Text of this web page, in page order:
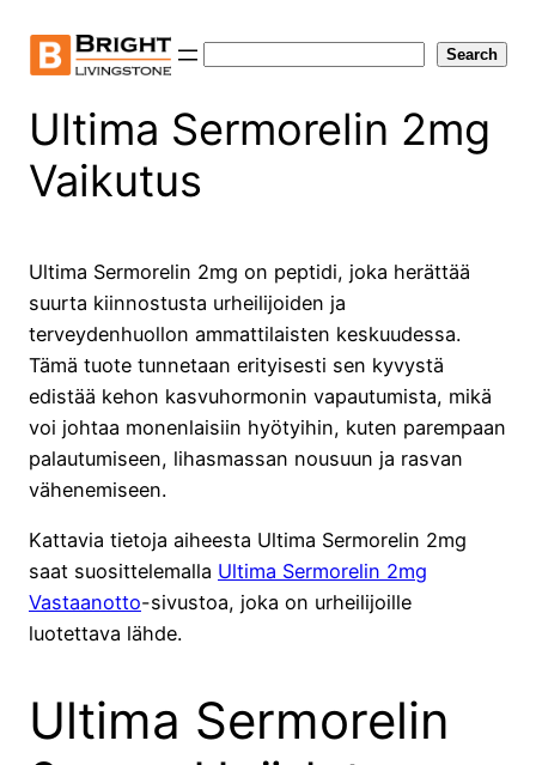
content
Search
Ultima Sermorelin 2mg
Vaikutus
Ultima Sermorelin 2mg on peptidi, joka herättää
suurta kiinnostusta urheilijoiden ja
terveydenhuollon ammattilaisten keskuudessa.
Tämä tuote tunnetaan erityisesti sen kyvystä
edistää kehon kasvuhormonin vapautumista, mikä
voi johtaa monenlaisiin hyötyihin, kuten parempaan
palautumiseen, lihasmassan nousuun ja rasvan
vähenemiseen.
Kattavia tietoja aiheesta Ultima Sermorelin 2mg
saat suosittelemalla Ultima Sermorelin 2mg
Vastaanotto-sivustoa, joka on urheilijoille
luotettava lähde.
Ultima Sermorelin